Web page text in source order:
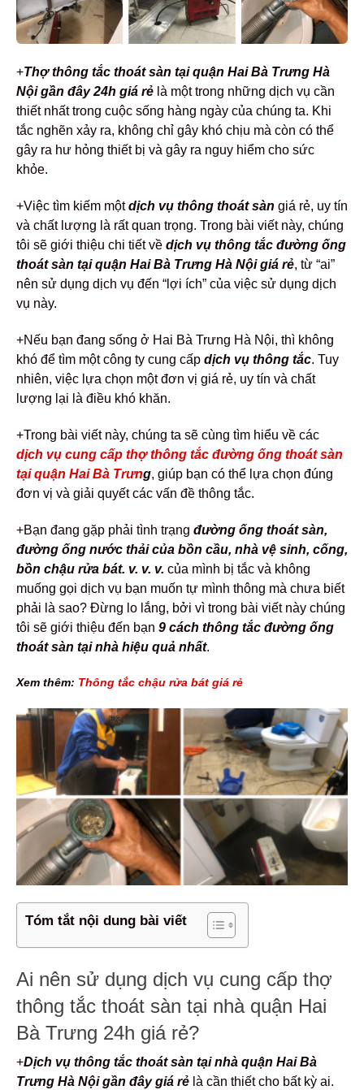
+Thợ thông tắc thoát sàn tại quận Hai Bà Trưng Hà
Nội gần đây 24h giá rẻ là một trong những dịch vụ cần
thiết nhất trong cuộc sống hàng ngày của chúng ta. Khi
tắc nghẽn xảy ra, không chỉ gây khó chịu mà còn có thể
gây ra hư hỏng thiết bị và gây ra nguy hiểm cho sức
khỏe.
+Việc tìm kiếm mộtdịch vụ thông thoát sàn giá rẻ, uy tín
và chất lượng là rất quan trọng. Trong bài viết này, chúng
tôi sẽ giới thiệu chi tiết về dịch vụ thông tắc đường ống
thoát sàn tại quận Hai Bà Trưng Hà Nội giá rẻ, từ “ai”
nên sử dụng dịch vụ đến “lợi ích” của việc sử dụng dịch
vụ này.
+Nếu bạn đang sống ở Hai Bà Trưng Hà Nội, thì không
khó để tìm một công ty cung cấp dịch vụ thông tắc. Tuy
nhiên, việc lựa chọn một đơn vị giá rẻ, uy tín và chất
lượng lại là điều khó khăn.
+Trong bài viết này, chúng ta sẽ cùng tìm hiểu về các
dịch vụ cung cấp thợ thông tắc đường ống thoát sàn
tại quận Hai Bà Trưng, giúp bạn có thể lựa chọn đúng
đơn vị và giải quyết các vấn đề thông tắc.
+Bạn đang gặp phải tình trạng đường ống thoát sàn,
đường ống nước thải của bồn cầu, nhà vệ sinh, cống,
bồn chậu rửa bát. v. v. v. của mình bị tắc và không
muống gọi dịch vụ bạn muốn tự mình thông mà chưa biết
phải là sao? Đừng lo lắng, bởi vì trong bài viết này chúng
tôi sẽ giới thiệu đến bạn 9 cách thông tắc đường ống
thoát sàn tại nhà hiệu quả nhất.
Xem thêm: Thông tắc chậu rửa bát giá rẻ
Tóm tắt nội dung bài viết
Ai nên sử dụng dịch vụ cung cấp thợ
thông tắc thoát sàn tại nhà quận Hai
Bà Trưng 24h giá rẻ?
+Dịch vụ thông tắc thoát sàn tại nhà quận Hai Bà
Trưng Hà Nội gần đây giá rẻ là cần thiết cho bất kỳ ai.